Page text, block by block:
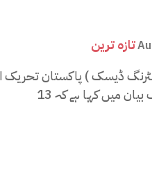
تازہ ترین
ڈیسک ) پاکستان